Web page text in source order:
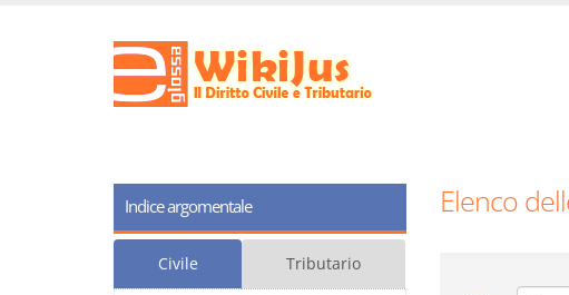
Elenco
Indice argomentale
Civile Tributario